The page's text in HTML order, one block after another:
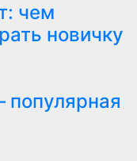
чем
новичку
популярная